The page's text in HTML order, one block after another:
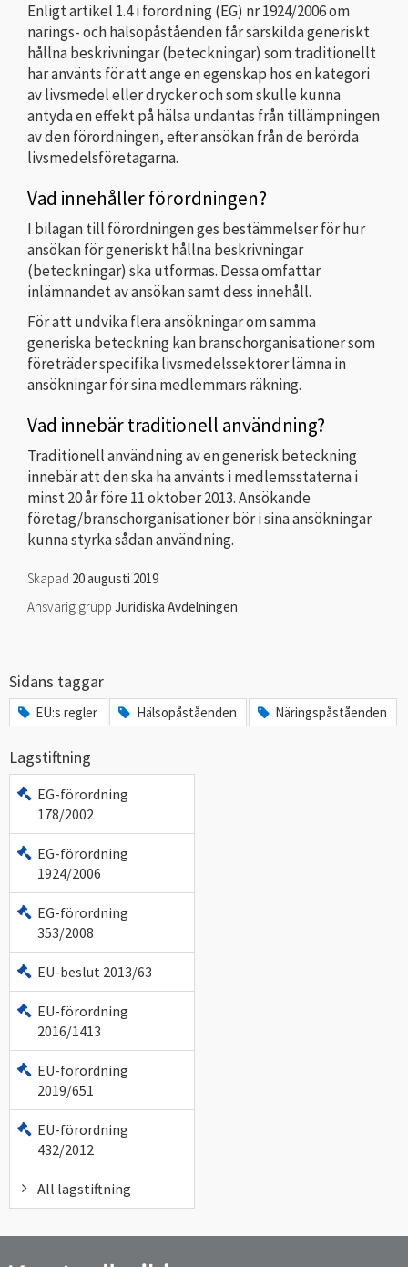
Enligt artikel 1.4 i förordning (EG) nr 1924/2006 om
närings- och hälsopåståenden får särskilda generiskt
hållna beskrivningar (beteckningar) som traditionellt
har använts för att ange en egenskap hos en kategori
av livsmedel eller drycker och som skulle kunna
antyda en effekt på hälsa undantas från tillämpningen
av den förordningen, efter ansökan från de berörda
livsmedelsföretagarna.
Vad innehåller förordningen?
I bilagan till förordningen ges bestämmelser för hur
ansökan för generiskt hållna beskrivningar
(beteckningar) ska utformas. Dessa omfattar
inlämnandet av ansökan samt dess innehåll.
För att undvika flera ansökningar om samma
generiska beteckning kan branschorganisationer som
företräder specifika livsmedelssektorer lämna in
ansökningar för sina medlemmars räkning.
Vad innebär traditionell användning?
Traditionell användning av en generisk beteckning
innebär att den ska ha använts i medlemsstaterna i
minst 20 år före 11 oktober 2013. Ansökande
företag/branschorganisationer bör i sina ansökningar
kunna styrka sådan användning.
Skapad 20 augusti 2019
Ansvarig grupp Juridiska Avdelningen
Sidans taggar
EU:s regler Hälsopåståenden Näringspåståenden
Lagstiftning
EG-förordning
178/2002
EG-förordning
1924/2006
EG-förordning
353/2008
EU-beslut 2013/63
EU-förordning
2016/1413
EU-förordning
2019/651
EU-förordning
432/2012
All lagstiftning